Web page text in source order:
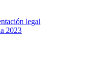
legal
2023